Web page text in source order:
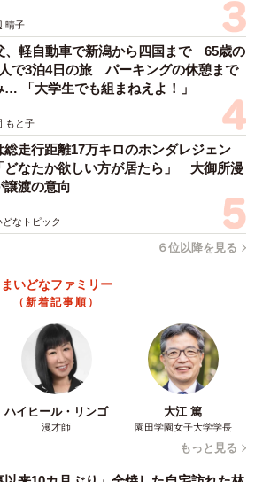
3/7
もしかさん提供、Twitterよりキャプチャ撮影）
を気にせず、ユキちゃんは熟睡して
晴子
、軽自動車で新潟から四国まで 65歳の
で3泊4日の旅 パーキングの休憩まで
… 「大学生でも組まねえよ！」
もと子
総走行距離17万キロのホンダレジェン
なたか欲しい方が居たら」 大御所漫
譲渡の意向
どなトピック
６位以降を見る
まいどなファミリー
（新着記事順）
ハイヒール・リンゴ
漫才師
大江 篤
園田学園女子大学学長
もっと見る